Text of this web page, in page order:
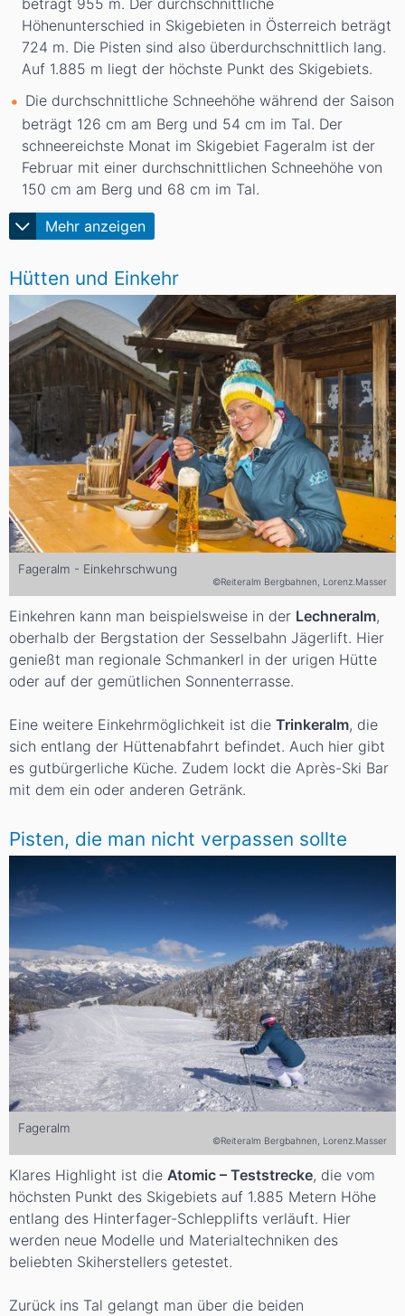
Mehr anzeigen
beträgt 955 m. Der durchschnittliche
Höhenunterschied in Skigebieten in Österreich beträgt
724 m. Die Pisten sind also überdurchschnittlich lang.
Auf 1.885 m liegt der höchste Punkt des Skigebiets.
Die durchschnittliche Schneehöhe während der Saison
beträgt 126 cm am Berg und 54 cm im Tal. Der
schneereichste Monat im Skigebiet Fageralm ist der
Februar mit einer durchschnittlichen Schneehöhe von
150 cm am Berg und 68 cm im Tal.
Hütten und Einkehr
Fageralm - Einkehrschwung
©Reiteralm Bergbahnen, Lorenz.Masser
Einkehren kann man beispielsweise in der Lechneralm,
oberhalb der Bergstation der Sesselbahn Jägerlift. Hier
genießt man regionale Schmankerl in der urigen Hütte
oder auf der gemütlichen Sonnenterrasse.
Eine weitere Einkehrmöglichkeit ist die Trinkeralm, die
sich entlang der Hüttenabfahrt befindet. Auch hier gibt
es gutbürgerliche Küche. Zudem lockt die Après-Ski Bar
mit dem ein oder anderen Getränk.
Pisten, die man nicht verpassen sollte
Fageralm
©Reiteralm Bergbahnen, Lorenz.Masser
Klares Highlight ist die Atomic – Teststrecke, die vom
höchsten Punkt des Skigebiets auf 1.885 Metern Höhe
entlang des Hinterfager-Schlepplifts verläuft. Hier
werden neue Modelle und Materialtechniken des
beliebten Skiherstellers getestet.
Zurück ins Tal gelangt man über die beiden